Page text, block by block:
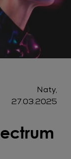
Naty,
27.03.2025